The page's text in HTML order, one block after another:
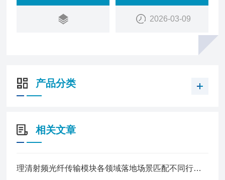
进行远距离连接。其距离长、带宽高、响应平坦。射
频光模块根据带宽的不同，有8GHz, 15GHz, 20GHz
不同射频带宽的产品，另有3GHz, 2.4GHz, 1.5GHz
2026-03-09
产品分类
相关文章
理清射频光纤传输模块各领域落地场景匹配不同行业信号传输建设需求